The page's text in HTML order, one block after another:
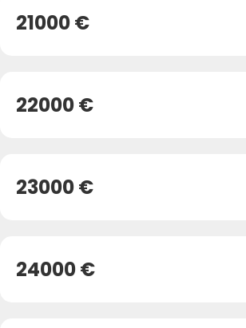
21000 €
22000 €
23000 €
24000 €